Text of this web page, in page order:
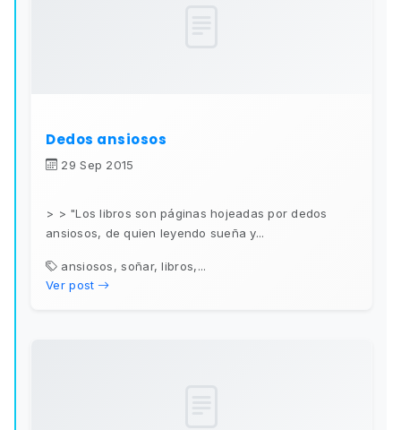
Dedos ansiosos
29 Sep 2015
> > "Los libros son páginas hojeadas por dedos
ansiosos, de quien leyendo sueña y...
ansiosos, soñar, libros,...
Ver post